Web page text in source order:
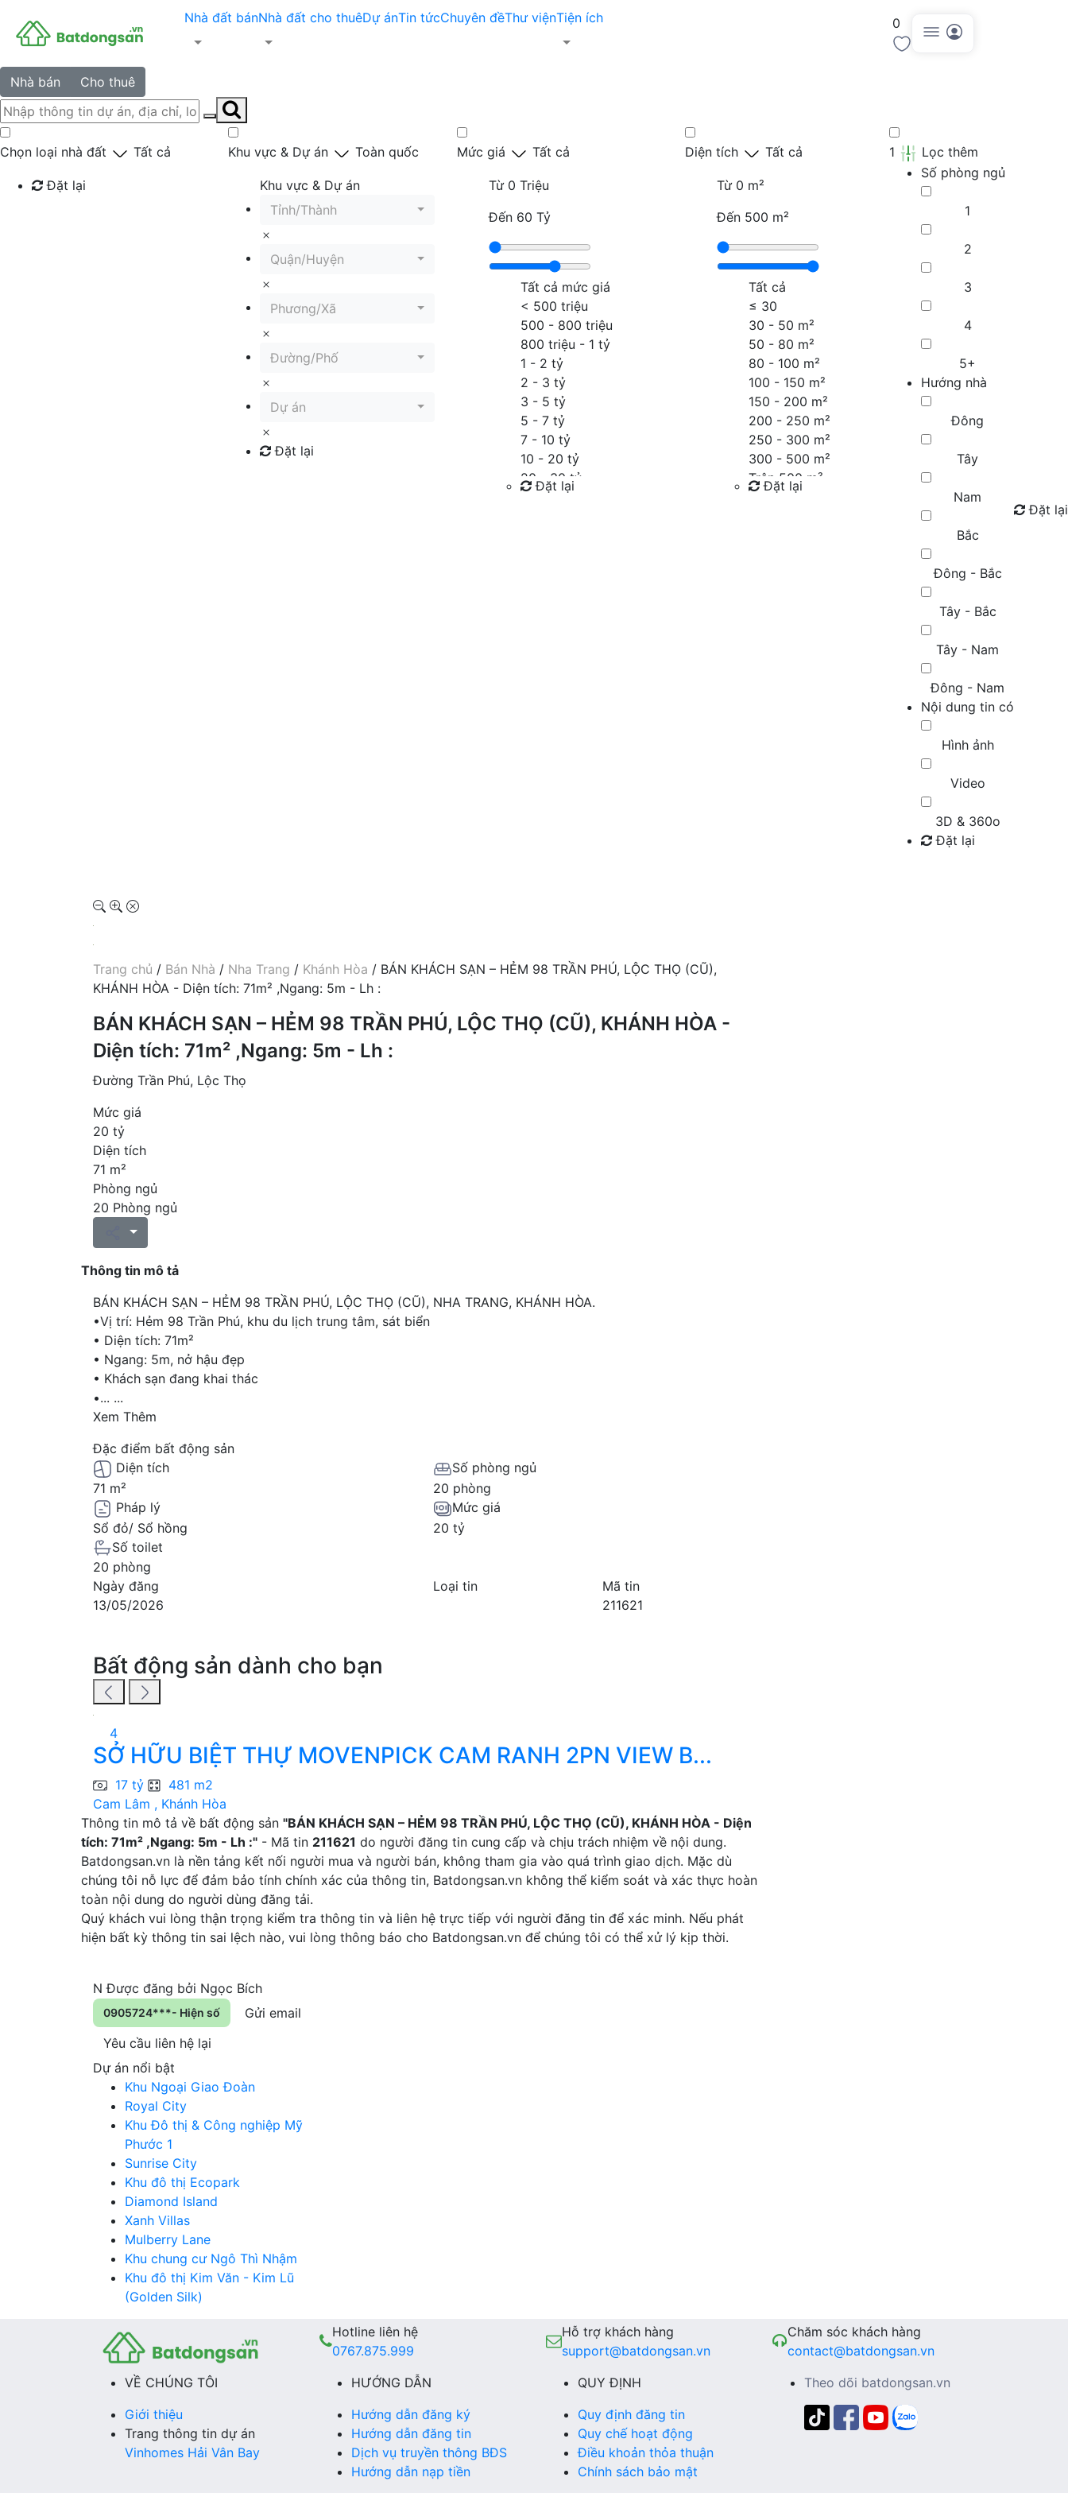
Nhà đất bánNhà đất cho thuêDự ánTin tứcChuyên đềThư việnTiện ích 0
Nhà bán Cho thuê
Chọn loại nhà đất Tất cả
Đặt lại
Khu vực & Dự án Toàn quốc
Khu vực & Dự án
Tỉnh/Thành
Quận/Huyện
Phương/Xã
Đường/Phố
Dự án
Đặt lại
Mức giá Tất cả
Từ 0 Triệu
Đến 60 Tỷ
Tất cả mức giá
< 500 triệu
500 - 800 triệu
800 triệu - 1 tỷ
1 - 2 tỷ
2 - 3 tỷ
3 - 5 tỷ
5 - 7 tỷ
7 - 10 tỷ
10 - 20 tỷ
20 - 30 tỷ
30 - 40 tỷ
Đặt lại
Diện tích Tất cả
Từ 0 m²
Đến 500 m²
Tất cả
≤ 30
30 - 50 m²
50 - 80 m²
80 - 100 m²
100 - 150 m²
150 - 200 m²
200 - 250 m²
250 - 300 m²
300 - 500 m²
Trên 500 m²
Đặt lại
1
Lọc thêm
Số phòng ngủ
1
2
3
4
5+
Hướng nhà
Đông
Tây
Nam
Bắc
Đông - Bắc
Tây - Bắc
Tây - Nam
Đông - Nam
Nội dung tin có
Hình ảnh
Video
3D & 360o
Đặt lại
Đặt lại
Trang chủ / Bán Nhà / Nha Trang / Khánh Hòa / BÁN KHÁCH SẠN – HẺM 98 TRẦN PHÚ, LỘC THỌ (CŨ),
KHÁNH HÒA - Diện tích: 71m² ,Ngang: 5m - Lh :
BÁN KHÁCH SẠN – HẺM 98 TRẦN PHÚ, LỘC THỌ (CŨ), KHÁNH HÒA -
Diện tích: 71m² ,Ngang: 5m - Lh :
Đường Trần Phú, Lộc Thọ
Mức giá
20 tỷ
Diện tích
71 m²
Phòng ngủ
20 Phòng ngủ
Thông tin mô tả
BÁN KHÁCH SẠN – HẺM 98 TRẦN PHÚ, LỘC THỌ (CŨ), NHA TRANG, KHÁNH HÒA.
•Vị trí: Hẻm 98 Trần Phú, khu du lịch trung tâm, sát biển
• Diện tích: 71m²
• Ngang: 5m, nở hậu đẹp
• Khách sạn đang khai thác
•... ...
Xem Thêm
Đặc điểm bất động sản
Diện tích
71 m²
Số phòng ngủ
20 phòng
Pháp lý
Sổ đỏ/ Sổ hồng
Mức giá
20 tỷ
Số toilet
20 phòng
Ngày đăng
13/05/2026
Loại tin
Mã tin
211621
Bất động sản dành cho bạn
4
SỞ HỮU BIỆT THỰ MOVENPICK CAM RANH 2PN VIEW B...
17 tỷ
481 m2
Cam Lâm , Khánh Hòa
Thông tin mô tả về bất động sản "BÁN KHÁCH SẠN – HẺM 98 TRẦN PHÚ, LỘC THỌ (CŨ), KHÁNH HÒA - Diện
tích: 71m² ,Ngang: 5m - Lh :" - Mã tin 211621 do người đăng tin cung cấp và chịu trách nhiệm về nội dung.
Batdongsan.vn là nền tảng kết nối người mua và người bán, không tham gia vào quá trình giao dịch. Mặc dù
chúng tôi nỗ lực để đảm bảo tính chính xác của thông tin, Batdongsan.vn không thể kiểm soát và xác thực hoàn
toàn nội dung do người dùng đăng tải.
Quý khách vui lòng thận trọng kiểm tra thông tin và liên hệ trực tiếp với người đăng tin để xác minh. Nếu phát
hiện bất kỳ thông tin sai lệch nào, vui lòng thông báo cho Batdongsan.vn để chúng tôi có thể xử lý kịp thời.
N Được đăng bởi Ngọc Bích
0905724***- Hiện số
Gửi email
Yêu cầu liên hệ lại
Dự án nổi bật
Khu Ngoại Giao Đoàn
Royal City
Khu Đô thị & Công nghiệp Mỹ
Phước 1
Sunrise City
Khu đô thị Ecopark
Diamond Island
Xanh Villas
Mulberry Lane
Khu chung cư Ngô Thì Nhậm
Khu đô thị Kim Văn - Kim Lũ
(Golden Silk)
Hotline liên hệ
0767.875.999
Hỗ trợ khách hàng
support@batdongsan.vn
Chăm sóc khách hàng
contact@batdongsan.vn
VỀ CHÚNG TÔI
Giới thiệu
Trang thông tin dự án
Vinhomes Hải Vân Bay
HƯỚNG DẪN
Hướng dẫn đăng ký
Hướng dẫn đăng tin
Dịch vụ truyền thông BĐS
Hướng dẫn nạp tiền
QUY ĐỊNH
Quy định đăng tin
Quy chế hoạt động
Điều khoản thỏa thuận
Chính sách bảo mật
Theo dõi batdongsan.vn